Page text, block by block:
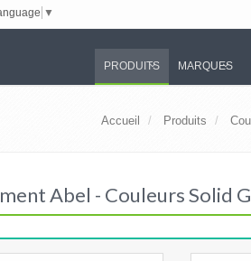
▼
PRODUITS MARQUES
Accueil Produits
Abel - Couleurs Solid